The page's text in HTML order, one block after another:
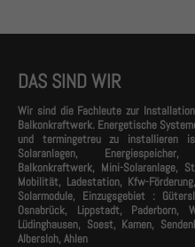
DAS SIND WIR
Wir sind die Fachleute zur
Balkonkraftwerk. Energetische
und termingetreu zu installieren
Solaranlagen,
Balkonkraftwerk, Mini-Solaranlage,
Mobilität, Ladestation, Kfw-
Solarmodule, Einzugsgebiet :
Osnabrück, Lippstadt, Paderborn,
Lüdinghausen, Soest, Kamen,
Albersloh, Ahlen